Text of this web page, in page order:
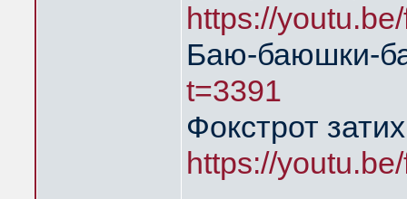
https://
Баю-баюшки-
t=3391
Фокстрот
https://